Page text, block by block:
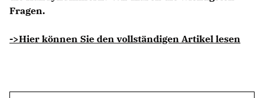
Fragen.
->Hier können Sie den vollständigen Artikel lesen